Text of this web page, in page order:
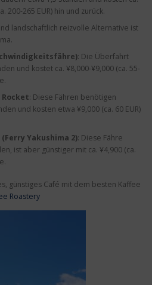
200-265 EUR) hin und zurück.
landschaftlich reizvolle Alternative ist
: Die Überfahrt
und kostet ca. ¥8,000-¥9,000 (ca. 55-
Rocket: Diese Fähren benötigen
und kosten etwa ¥9,000 (ca. 60 EUR)
Yakushima 2): Diese Fähre
ist aber günstiger mit ca. ¥4,900 (ca.
günstiges Café mit dem besten Kaffee
Roastery